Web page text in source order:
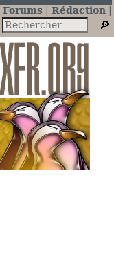
Forums
Rédaction